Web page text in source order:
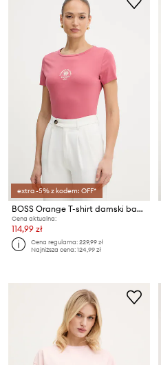
extra -5% z kodem: OFF*
BOSS Orange T-shirt damski bawełniany C Elove 4
Cena aktualna:
114,99 zł
Cena regularna:229,99 zł
Najniższa cena:124,99 zł